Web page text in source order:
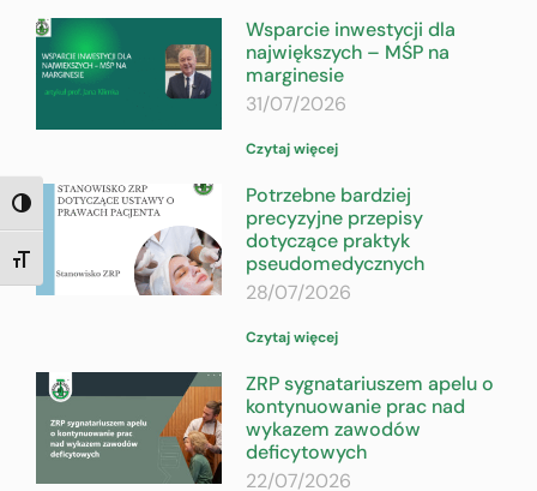
TOGGLE HIGH CONTRAST
TOGGLE FONT SIZE
Wsparcie inwestycji dla
największych – MŚP na
marginesie
31/07/2026
Czytaj więcej
Potrzebne bardziej
precyzyjne przepisy
dotyczące praktyk
pseudomedycznych
28/07/2026
Czytaj więcej
ZRP sygnatariuszem apelu o
kontynuowanie prac nad
wykazem zawodów
deficytowych
22/07/2026